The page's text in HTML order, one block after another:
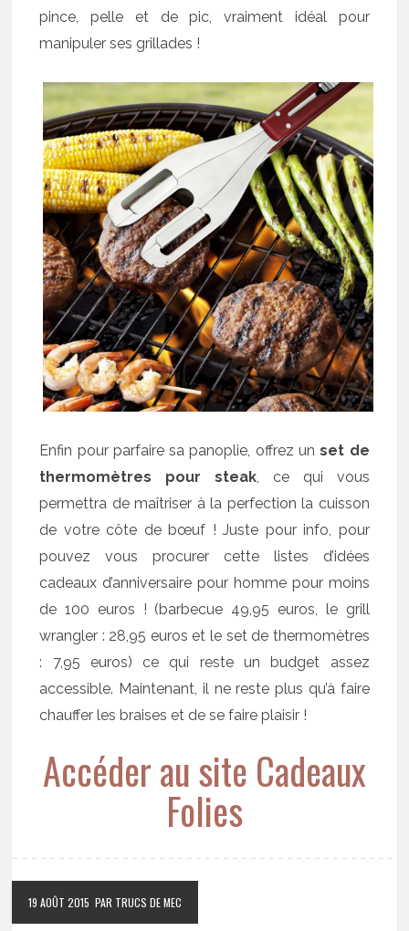
pince, pelle et de pic, vraiment idéal pour
manipuler ses grillades !
Enfin pour parfaire sa panoplie, offrez unset de
thermomètres pour steak, ce qui vous
permettra de maîtriser à la perfection la cuisson
de votre côte de bœuf ! Juste pour info, pour
pouvez vous procurer cette listes d’idées
cadeaux d’anniversaire pour homme pour moins
de 100 euros ! (barbecue 49,95 euros, le grill
wrangler : 28,95 euros et le set de thermomètres
: 7,95 euros) ce qui reste un budget assez
accessible. Maintenant, il ne reste plus qu’à faire
chauffer les braises et de se faire plaisir !
Accéder au site Cadeaux
Folies
19 AOÛT 2015 PAR TRUCS DE MEC